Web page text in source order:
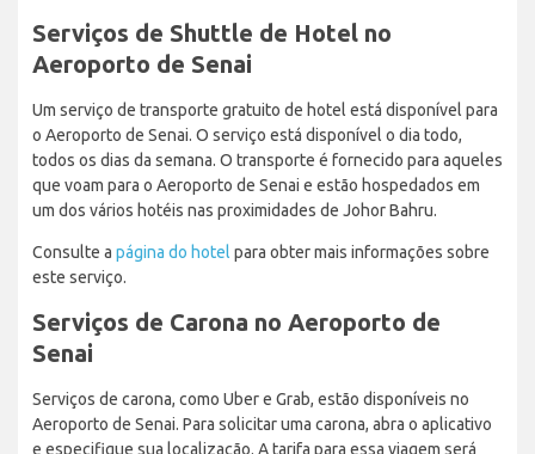
Serviços de Shuttle de Hotel no
Aeroporto de Senai
Um serviço de transporte gratuito de hotel está disponível para
o Aeroporto de Senai. O serviço está disponível o dia todo,
todos os dias da semana. O transporte é fornecido para aqueles
que voam para o Aeroporto de Senai e estão hospedados em
um dos vários hotéis nas proximidades de Johor Bahru.
Consulte a página do hotel para obter mais informações sobre
este serviço.
Serviços de Carona no Aeroporto de
Senai
Serviços de carona, como Uber e Grab, estão disponíveis no
Aeroporto de Senai. Para solicitar uma carona, abra o aplicativo
e especifique sua localização. A tarifa para essa viagem será